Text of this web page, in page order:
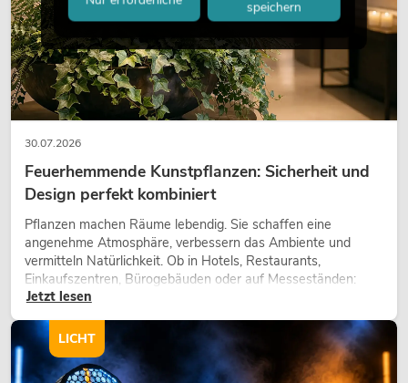
30.07.2026
Feuerhemmende Kunstpflanzen: Sicherheit und
Design perfekt kombiniert
Pflanzen machen Räume lebendig. Sie schaffen eine
angenehme Atmosphäre, verbessern das Ambiente und
vermitteln Natürlichkeit. Ob in Hotels, Restaurants,
Einkaufszentren, Bürogebäuden oder auf Messeständen:
eine hochwertige Begrünung gehört heute längst zum
modernen Raumkonzept.
Jetzt lesen
LICHT
speichern